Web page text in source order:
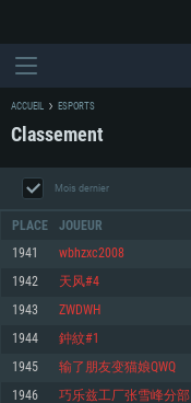
ACCUEIL ESPORTS
Classement
Mois dernier
PLACE JOUEUR
1941 wbhzxc2008
1942 天风#4
1943 ZWDWH
1944 鈡紋#1
1945 输了朋友变猫娘QWQ
1946 巧乐兹工厂张雪峰分部